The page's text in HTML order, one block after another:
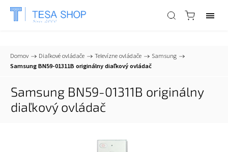
📞+421 903 553 805 info@tesa-systems.sk
Domov / Diaľkové ovládače / Televízne ovládače / Samsung /
Samsung BN59-01311B originálny diaľkový ovládač
Samsung BN59-01311B originálny
diaľkový ovládač